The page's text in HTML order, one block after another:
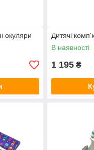
окуляри
Дитячі
В наявності
1 195 ₴